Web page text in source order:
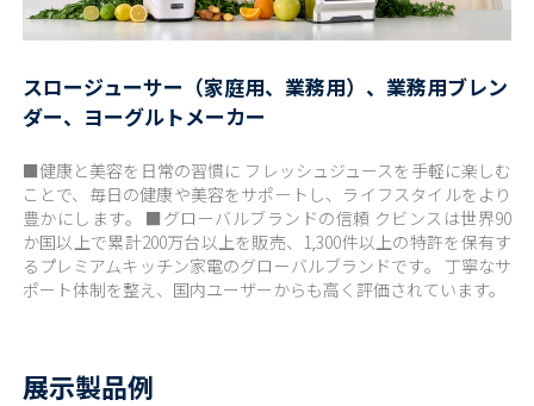
スロージューサー（家庭用、業務用）、業務用ブレン
ダー、ヨーグルトメーカー
■健康と美容を日常の習慣に フレッシュジュースを手軽に楽しむ
ことで、毎日の健康や美容をサポートし、ライフスタイルをより
豊かにします。 ■グローバルブランドの信頼 クビンスは世界90
か国以上で累計200万台以上を販売、1,300件以上の特許を保有す
るプレミアムキッチン家電のグローバルブランドです。 丁寧なサ
ポート体制を整え、国内ユーザーからも高く評価されています。
展示製品例